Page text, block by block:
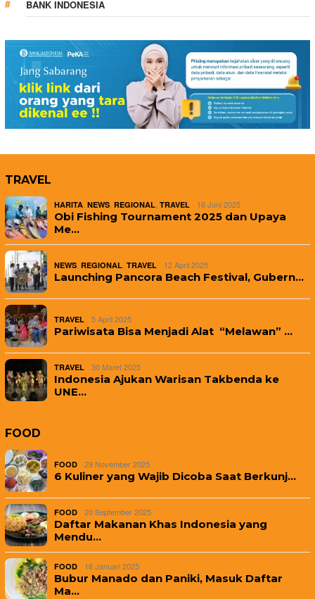
BANK INDONESIA
TRAVEL
HARITA NEWS REGIONAL TRAVEL 16 Juni 2025
Obi Fishing Tournament 2025 dan Upaya
Me…
NEWS REGIONAL TRAVEL 12 April 2025
Launching Pancora Beach Festival, Gubern…
TRAVEL 5 April 2025
Pariwisata Bisa Menjadi Alat “Melawan” …
TRAVEL 30 Maret 2025
Indonesia Ajukan Warisan Takbenda ke
UNE…
FOOD
FOOD 29 November 2025
6 Kuliner yang Wajib Dicoba Saat Berkunj…
FOOD 20 September 2025
Daftar Makanan Khas Indonesia yang
Mendu…
FOOD 16 Januari 2025
Bubur Manado dan Paniki, Masuk Daftar
Ma…